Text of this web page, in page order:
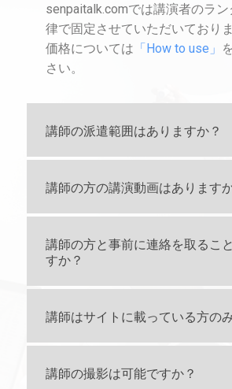
senpaitalk.comでは講演者のラ
律で固定させていただいており
価格については 「How to use」
さい。
講師の派遣範囲はありますか？
講師の方の講演動画はあります
講師の方と事前に連絡を取るこ
すか？
講師はサイトに載っている方の
講師の撮影は可能ですか？